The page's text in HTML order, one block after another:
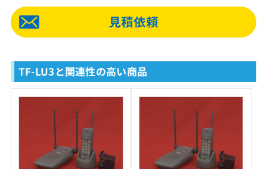
TF-LU3と関連性の高い商品